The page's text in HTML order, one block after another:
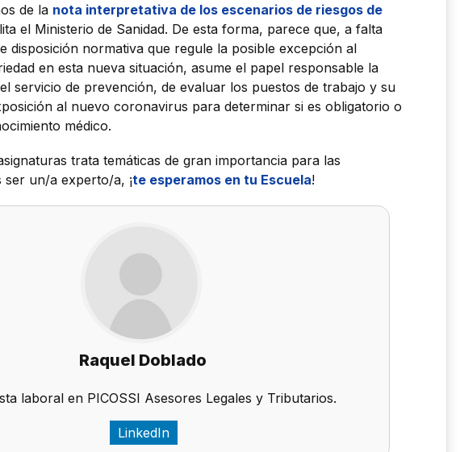
de la nota interpretativa de los escenarios de riesgos de
el Ministerio de Sanidad. De esta forma, parece que, a falta
disposición normativa que regule la posible excepción al
en esta nueva situación, asume el papel responsable la
servicio de prevención, de evaluar los puestos de trabajo y su
al nuevo coronavirus para determinar si es obligatorio o
médico.
trata temáticas de gran importancia para las
ser un/a experto/a, ¡te esperamos en tu Escuela!
Raquel Doblado
laboral en PICOSSI Asesores Legales y Tributarios.
LinkedIn